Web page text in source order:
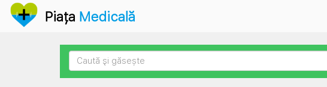
Piața Medicală